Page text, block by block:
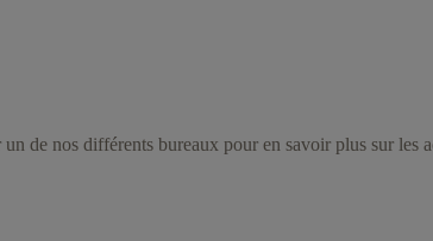
de nos différents bureaux pour en savoir plus sur les